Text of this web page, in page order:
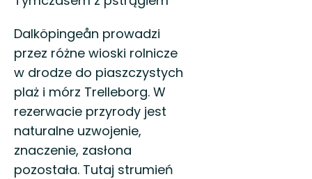
Dalköpingeån prowadzi
przez różne wioski rolnicze
w drodze do piaszczystych
plaż i mórz Trelleborg. W
rezerwacie przyrody jest
naturalne uzwojenie,
znaczenie, zasłona
pozostała. Tutaj strumień